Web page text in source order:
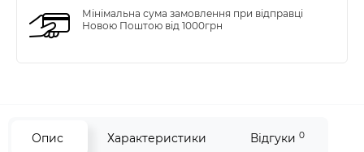
Мінімальна сума замовлення при відправці
Новою Поштою від 1000грн
Опис Характеристики Відгуки 0